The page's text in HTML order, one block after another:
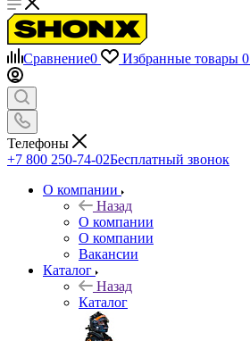
Сравнение0 Избранные товары 0
Телефоны
+7 800 250-74-02Бесплатный звонок
О компании
Назад
О компании
О компании
Вакансии
Каталог
Назад
Каталог